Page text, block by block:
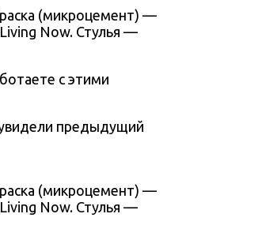
(микроцемент) —
Now. Стулья —
с этими
предыдущий
(микроцемент) —
Now. Стулья —